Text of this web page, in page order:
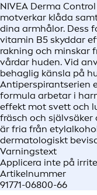
NIVEA Derma
motverkar klåda
dina armhålor. Dess
vitamin B5 skyddar
rakning och minskar
vårdar huden. Vid
behaglig känsla på
Antiperspirantserien
formula arbetar i
effekt mot svett och
fräsch och
är fria från
dermatologiskt
Varningstext
Applicera inte på
Artikelnummer
91771-06800-66